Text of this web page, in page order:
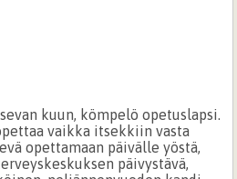
kuun, kömpelö opetuslapsi.
vaikka itsekkiin vasta
opettamaan päivälle yöstä,
päivystävä,